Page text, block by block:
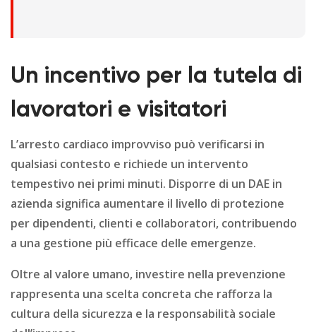
Un incentivo per la tutela di
lavoratori e visitatori
L’arresto cardiaco improvviso può verificarsi in
qualsiasi contesto e richiede un intervento
tempestivo nei primi minuti. Disporre di un DAE in
azienda significa aumentare il livello di protezione
per dipendenti, clienti e collaboratori, contribuendo
a una gestione più efficace delle emergenze.
Oltre al valore umano, investire nella prevenzione
rappresenta una scelta concreta che rafforza la
cultura della sicurezza e la responsabilità sociale